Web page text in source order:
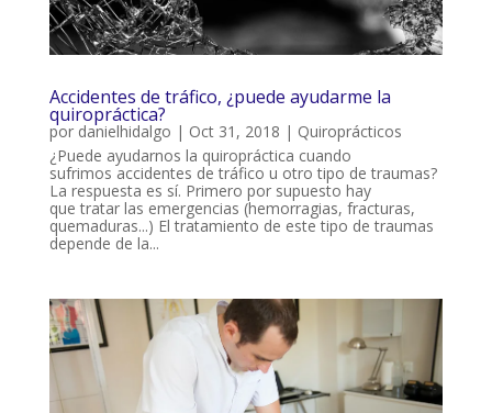
Accidentes de tráfico, ¿puede ayudarme la
quiropráctica?
por danielhidalgo | Oct 31, 2018 | Quiroprácticos
¿Puede ayudarnos la quiropráctica cuando
sufrimos accidentes de tráfico u otro tipo de traumas?
La respuesta es sí. Primero por supuesto hay
que tratar las emergencias (hemorragias, fracturas,
quemaduras...) El tratamiento de este tipo de traumas
depende de la...